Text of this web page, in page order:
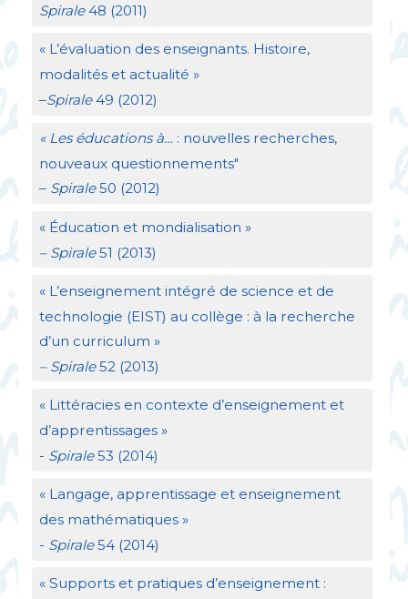
Spirale48 (2011)
« L’évaluation des enseignants. Histoire,
modalités et actualité »
–Spirale49 (2012)
« Les éducations à… : nouvelles recherches,
nouveaux questionnements"
– Spirale50 (2012)
« Éducation et mondialisation »
– Spirale51 (2013)
« L’enseignement intégré de science et de
technologie (EIST) au collège : à la recherche
d’un curriculum »
– Spirale52 (2013)
« Littéracies en contexte d’enseignement et
d’apprentissages »
- Spirale53 (2014)
« Langage, apprentissage et enseignement
des mathématiques »
- Spirale54 (2014)
« Supports et pratiques d’enseignement :